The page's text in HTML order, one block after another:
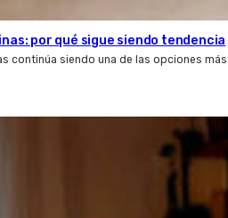
por qué sigue siendo tendencia
continúa siendo una de las opciones